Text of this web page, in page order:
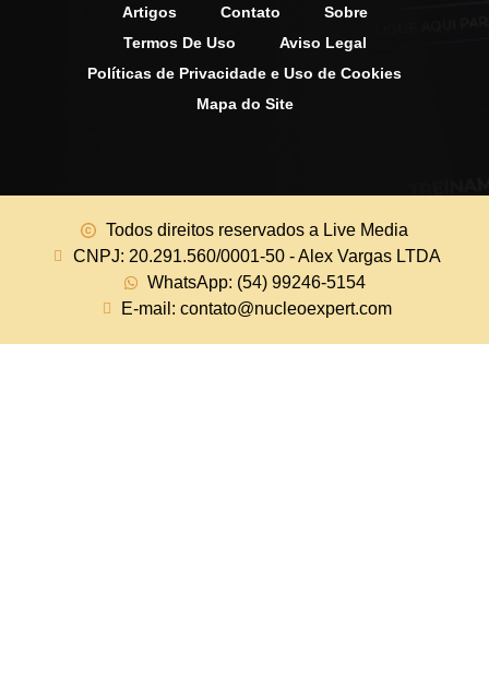
Artigos Contato
Sobre
Termos De Uso
Aviso Legal
Políticas de Privacidade e Uso de Cookies
Mapa do Site
Todos direitos reservados a Live Media
CNPJ: 20.291.560/0001-50 - Alex Vargas LTDA
WhatsApp: (54) 99246-5154
E-mail: contato@nucleoexpert.com